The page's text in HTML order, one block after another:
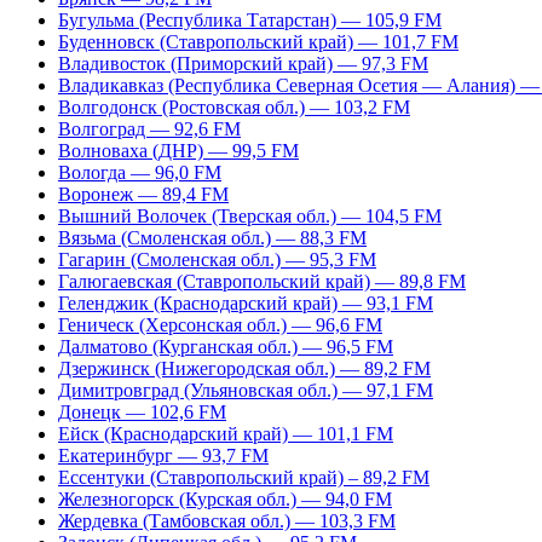
Бугульма (Республика Татарстан) — 105,9 FM
Буденновск (Ставропольский край) — 101,7 FM
Владивосток (Приморский край) — 97,3 FM
Владикавказ (Республика Северная Осетия — Алания)
Волгодонск (Ростовская обл.) — 103,2 FM
Волгоград — 92,6 FM
Волноваха (ДНР) — 99,5 FM
Вологда — 96,0 FM
Воронеж — 89,4 FM
Вышний Волочек (Тверская обл.) — 104,5 FM
Вязьма (Смоленская обл.) — 88,3 FM
Гагарин (Смоленская обл.) — 95,3 FM
Галюгаевская (Ставропольский край) — 89,8 FM
Геленджик (Краснодарский край) — 93,1 FM
Геническ (Херсонская обл.) — 96,6 FM
Далматово (Курганская обл.) — 96,5 FM
Дзержинск (Нижегородская обл.) — 89,2 FM
Димитровград (Ульяновская обл.) — 97,1 FM
Донецк — 102,6 FM
Ейск (Краснодарский край) — 101,1 FM
Екатеринбург — 93,7 FM
Ессентуки (Ставропольский край) – 89,2 FM
Железногорск (Курская обл.) — 94,0 FM
Жердевка (Тамбовская обл.) — 103,3 FM